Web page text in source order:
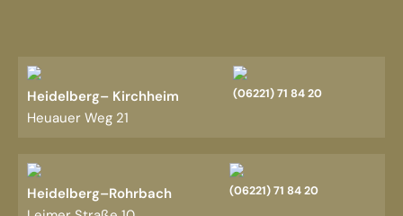
Heidelberg– Kirchheim
Heuauer Weg 21
(06221) 71 84 20
Heidelberg–Rohrbach
(06221) 71 84 20